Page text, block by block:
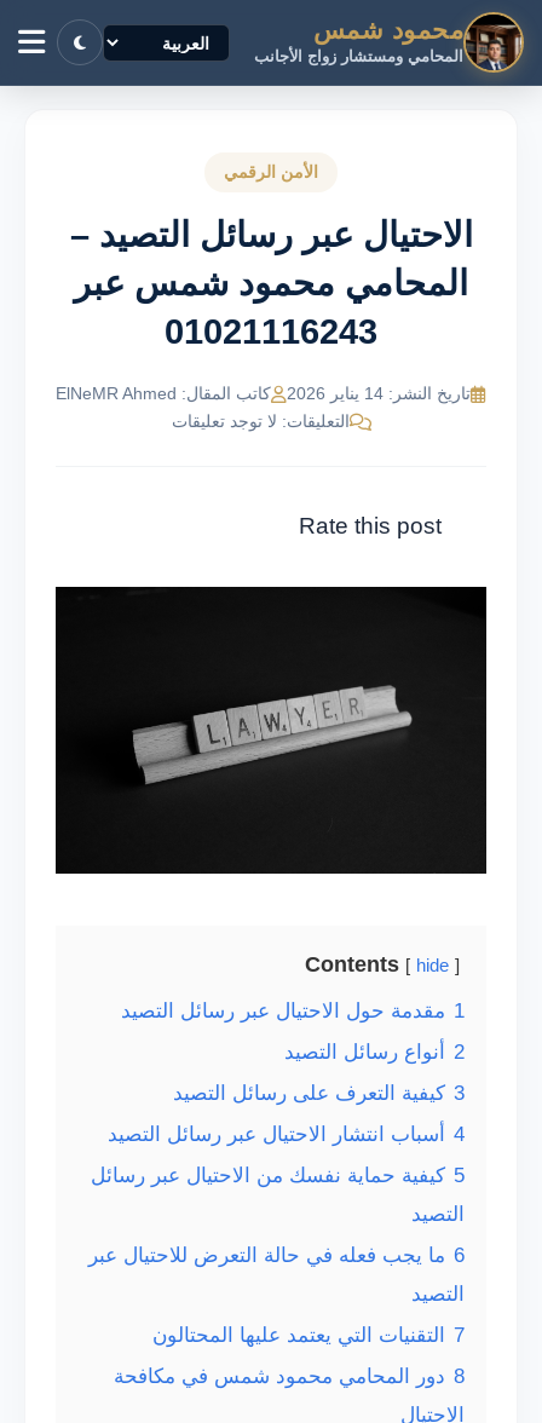
محمود شمس
المحامي ومستشار زواج الأجانب
الأمن الرقمي
الاحتيال عبر رسائل التصيد –
المحامي محمود شمس عبر
01021116243
تاريخ النشر: 14 يناير 2026
كاتب المقال: ElNeMR Ahmed
التعليقات: لا توجد تعليقات
Rate this post
Contents hide
1 مقدمة حول الاحتيال عبر رسائل التصيد
2
أنواع رسائل التصيد
3 كيفية التعرف على رسائل التصيد
4
أسباب انتشار الاحتيال عبر رسائل التصيد
5 كيفية حماية نفسك من الاحتيال عبر رسائل
التصيد
6 ما يجب فعله في حالة التعرض للاحتيال عبر
التصيد
7
التقنيات التي يعتمد عليها المحتالون
8 دور المحامي محمود شمس في مكافحة
الاحتيال